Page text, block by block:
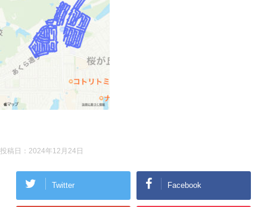
投稿日： 2024年12月24日
Twitter Facebook